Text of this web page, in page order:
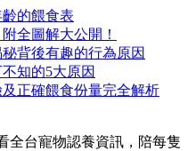
的餵食表
全圖解大公開！
背後有趣的行為原因
知的5大原因
正確餵食份量完全解析
全台寵物認養資訊，陪每隻